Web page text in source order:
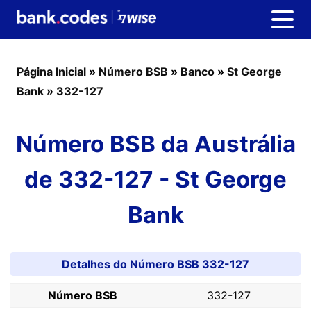
Página Inicial » Número BSB » Banco » St George
Bank » 332-127
Número BSB da Austrália
de 332-127 - St George
Bank
Detalhes do Número BSB 332-127
Número BSB
332-127